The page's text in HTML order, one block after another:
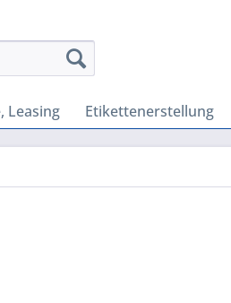
Leasing Etikettenerstellung